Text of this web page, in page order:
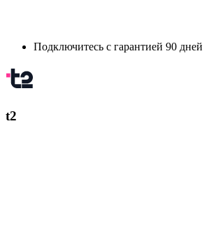
Подключитесь с гарантией 90 дней
t2